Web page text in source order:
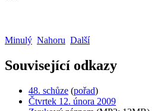
Minulý Nahoru Další
Související odkazy
48. schůze (pořad)
Čtvrtek 12. února 2009